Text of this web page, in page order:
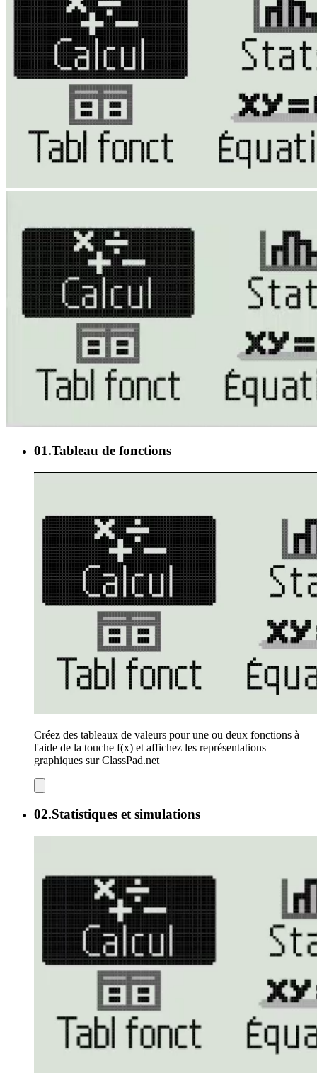
01.Tableau de fonctions
Créez des tableaux de valeurs pour une ou deux fonctions à
l'aide de la touche f(x) et affichez les représentations
graphiques sur ClassPad.net
02.Statistiques et simulations